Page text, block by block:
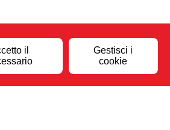
il
Gestisci i
cookie